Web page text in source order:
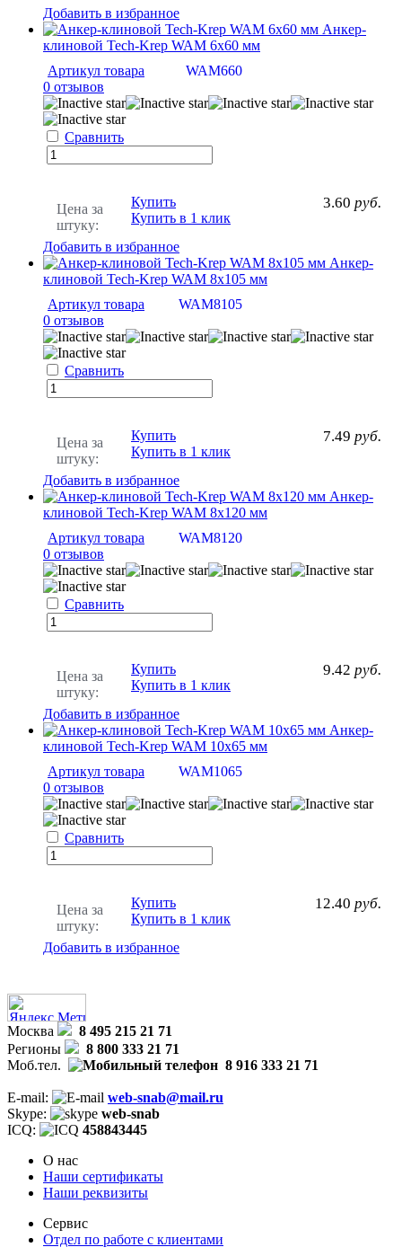
Добавить в избранное
Анкер-
клиновой Tech-Krep WAM 6х60 мм
Артикул товара
WAM660
0 отзывов
Сравнить
Цена за
штуку:
3.60 руб.
Купить
Купить в 1 клик
Добавить в избранное
Анкер-
клиновой Tech-Krep WAM 8х105 мм
Артикул товара
WAM8105
0 отзывов
Сравнить
Цена за
штуку:
7.49 руб.
Купить
Купить в 1 клик
Добавить в избранное
Анкер-
клиновой Tech-Krep WAM 8х120 мм
Артикул товара
WAM8120
0 отзывов
Сравнить
Цена за
штуку:
9.42 руб.
Купить
Купить в 1 клик
Добавить в избранное
Анкер-
клиновой Tech-Krep WAM 10х65 мм
Артикул товара
WAM1065
0 отзывов
Сравнить
Цена за
штуку:
12.40 руб.
Купить
Купить в 1 клик
Добавить в избранное
Москва
8 495 215 21 71
Регионы
8 800 333 21 71
Моб.тел.
8 916 333 21 71
E-mail:
web-snab@mail.ru
Skype:
web-snab
ICQ:
458843445
О нас
Наши сертификаты
Наши реквизиты
Сервис
Отдел по работе с клиентами